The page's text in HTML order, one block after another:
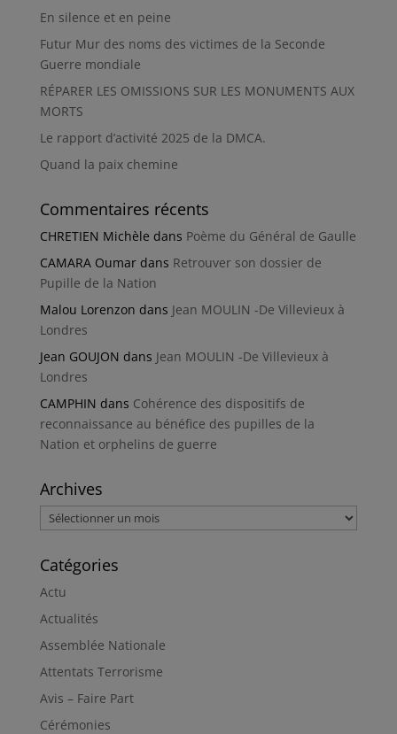
En silence et en peine
Futur Mur des noms des victimes de la Seconde
Guerre mondiale
RÉPARER LES OMISSIONS SUR LES MONUMENTS AUX
MORTS
Le rapport d’activité 2025 de la DMCA.
Quand la paix chemine
Commentaires récents
CHRETIEN Michèle dans Poème du Général de Gaulle
CAMARA Oumardans Retrouver son dossier de
Pupille de la Nation
Malou Lorenzon dans Jean MOULIN -De Villevieux à
Londres
Jean GOUJON dans Jean MOULIN -De Villevieux à
Londres
CAMPHIN dans Cohérence des dispositifs de
reconnaissance au bénéfice des pupilles de la
Nation et orphelins de guerre
Archives
Archives
Catégories
Actu
Actualités
Assemblée Nationale
Attentats Terrorisme
Avis – Faire Part
Cérémonies